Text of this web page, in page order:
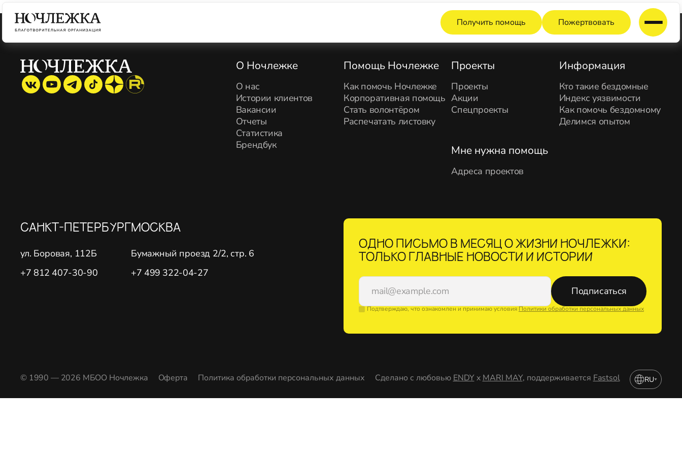
Получить помощь Пожертвовать
О Ночлежке
О нас
Истории клиентов
Вакансии
Отчеты
Статистика
Брендбук
Помощь Ночлежке
Как помочь Ночлежке
Корпоративная помощь
Стать волонтёром
Распечатать листовку
Проекты
Проекты
Акции
Спецпроекты
Информация
Кто такие бездомные
Индекс уязвимости
Как помочь бездомному
Делимся опытом
Мне нужна помощь
Адреса проектов
САНКТ-ПЕТЕРБУРГ
ул. Боровая, 112Б
+7 812 407-30-90
МОСКВА
Бумажный проезд 2/2, стр. 6
+7 499 322-04-27
ОДНО ПИСЬМО В МЕСЯЦ О ЖИЗНИ НОЧЛЕЖКИ:
ТОЛЬКО ГЛАВНЫЕ НОВОСТИ И ИСТОРИИ
Подписаться
Подтверждаю, что ознакомлен и принимаю условияПолитики обработки персональных данных
© 1990 — 2026 МБОО Ночлежка Оферта Политика обработки персональных данных Сделано с любовью ENDY x MARI MAY, поддерживается Fastsol RU